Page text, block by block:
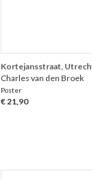
Kortejansstraat,
Charles van den Broek
Poster
€ 21,90